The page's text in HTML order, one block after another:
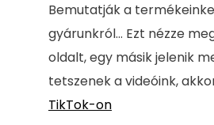
Bemutatják a
gyárunkról... Ezt nézze
oldalt, egy másik jelenik
tetszenek a videóink,
TikTok-on